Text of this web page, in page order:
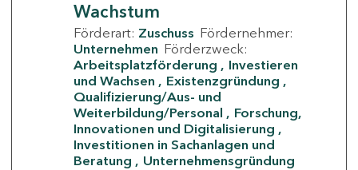
Wachstum
Förderart: Zuschuss Fördernehmer:
Unternehmen Förderzweck:
Arbeitsplatzförderung
Investieren
und Wachsen
Existenzgründung
Qualifizierung/Aus- und
Weiterbildung/Personal
Forschung,
Innovationen und Digitalisierung
Investitionen in Sachanlagen und
Beratung
Unternehmensgründung